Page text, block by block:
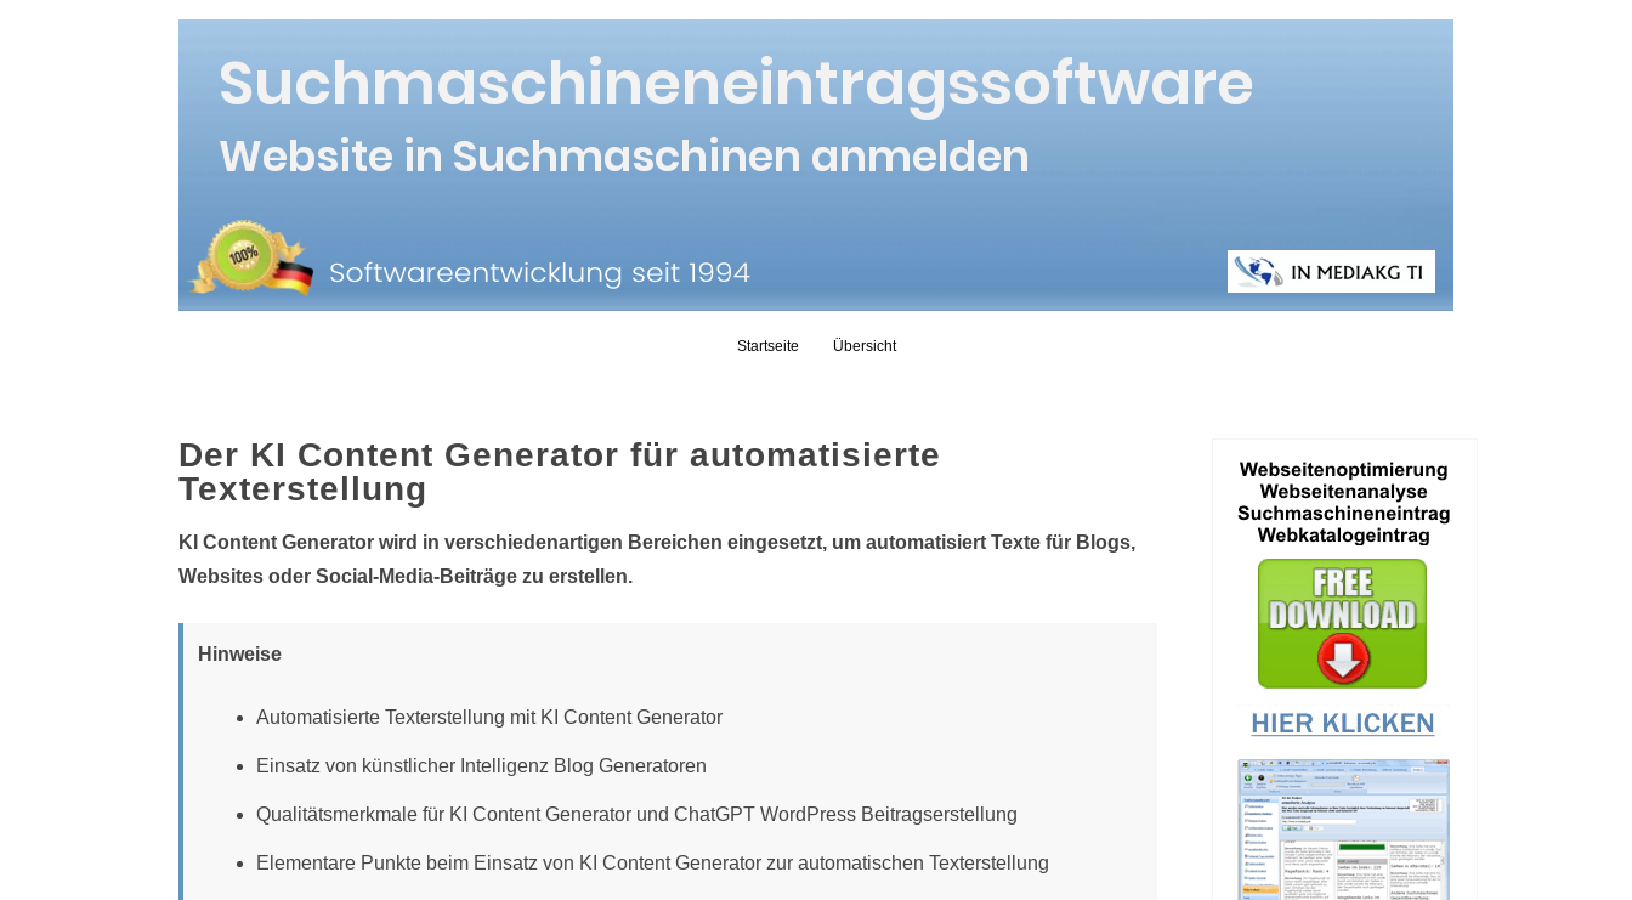
Startseite Übersicht
Der KI Content Generator für automatisierte
Texterstellung
KI Content Generator wird in verschiedenartigen Bereichen eingesetzt, um automatisiert Texte für Blogs,
Websites oder Social-Media-Beiträge zu erstellen.
Hinweise
Automatisierte Texterstellung mit KI Content Generator
Einsatz von künstlicher Intelligenz Blog Generatoren
Qualitätsmerkmale für KI Content Generator und ChatGPT WordPress Beitragserstellung
Elementare Punkte beim Einsatz von KI Content Generator zur automatischen Texterstellung